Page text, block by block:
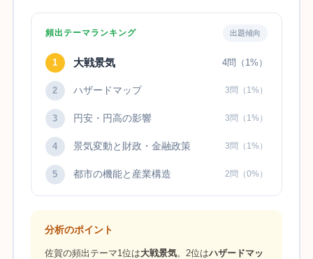
頻出テーマランキング 出題傾向
1 大戦景気 4問（1%）
2 ハザードマップ 3問（1%）
3 円安・円高の影響 3問（1%）
4 景気変動と財政・金融政策 3問（1%）
5 都市の機能と産業構造 2問（0%）
分析のポイント
佐賀の頻出テーマ1位は大戦景気。2位はハザードマッ